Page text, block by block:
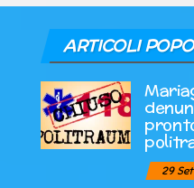
ARTICOLI
29